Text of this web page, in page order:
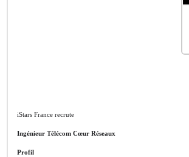
iStars France recrute
Ingénieur Télécom Cœur Réseaux
Profil